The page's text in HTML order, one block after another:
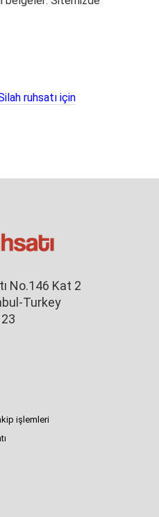
ruhsatı için
No.146 Kat 2
Turkey
işlemleri